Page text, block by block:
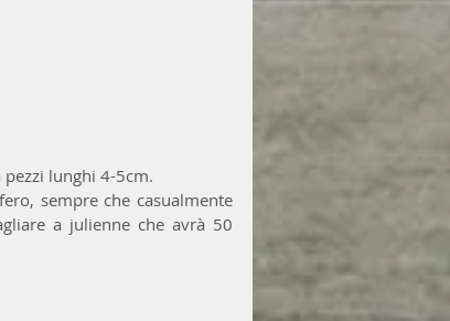
lunghi 4-5cm.
sempre che casualmente
a julienne che avrà 50